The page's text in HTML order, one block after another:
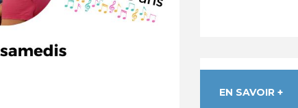
EN SAVOIR +